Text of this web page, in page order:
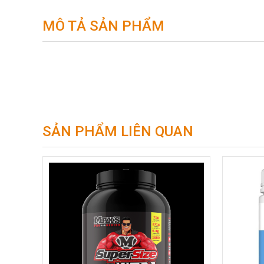
MÔ TẢ SẢN PHẨM
SẢN PHẨM LIÊN QUAN